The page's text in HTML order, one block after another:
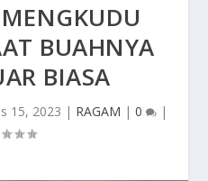
BUAHNYA
BIASA
15, 2023 | RAGAM | 0 |